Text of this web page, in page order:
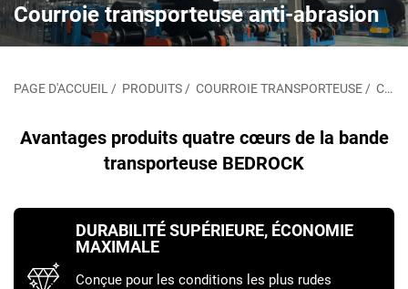
Courroie transporteuse anti-abrasion
PAGE D'ACCUEIL / PRODUITS / COURROIE TRANSPORTEUSE / COURROIE TRANSPORTEUSE ANTI-USURE
Avantages produits quatre cœurs de la bande
transporteuse BEDROCK
DURABILITÉ SUPÉRIEURE, ÉCONOMIE
MAXIMALE
Conçue pour les conditions les plus rudes